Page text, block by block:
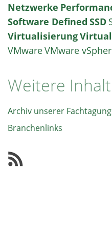
Netzwerke
Software Defined SSD
Virtualisierung
VMwareVMware
Weitere
Archiv unserer
Branchenlinks